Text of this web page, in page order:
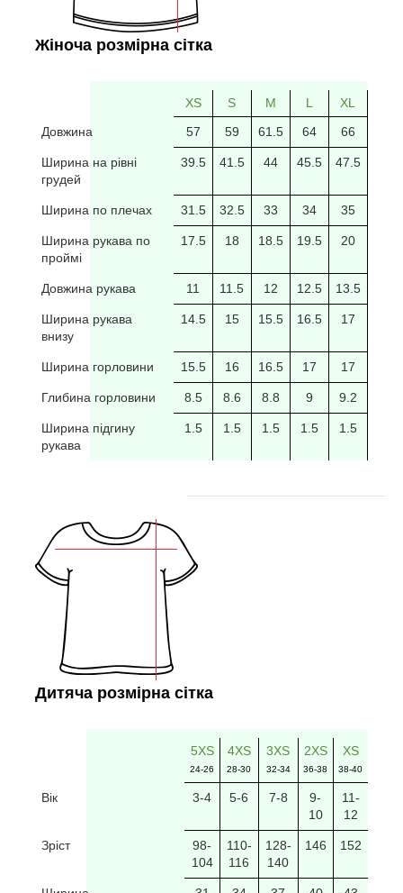
Жіноча розмірна сітка
XS S M L XL
Довжина
57 59 61.5 64 66
Ширина на рівні
грудей
39.5 41.5 44 45.5 47.5
Ширина по плечах 31.5 32.5 33 34 35
Ширина рукава по
проймі
17.5 18 18.5 19.5 20
Довжина рукава 11 11.5 12 12.5 13.5
Ширина рукава
внизу
14.5 15 15.5 16.5 17
Ширина горловини 15.5 16 16.5 17 17
Глибина горловини 8.5 8.6 8.8 9 9.2
Ширина підгину
рукава
1.5 1.5 1.5 1.5 1.5
Дитяча розмірна сітка
5XS
24-26
4XS
28-30
3XS
32-34
2XS
36-38
XS
38-40
Вік 3-4 5-6 7-8
9-
10
11-
12
Зріст
98-
104
110-
116
128-
140
146 152